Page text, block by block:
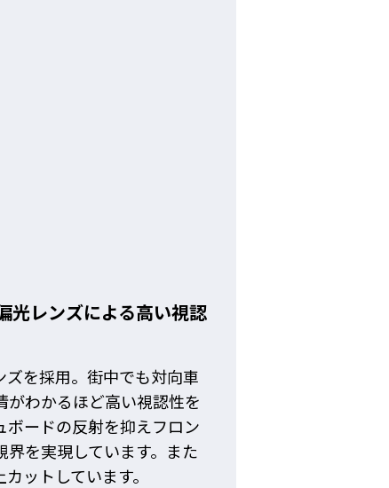
レンズによる高い視認
を採用。街中でも対向車
わかるほど高い視認性を
ードの反射を抑えフロン
界を実現しています。また
ットしています。